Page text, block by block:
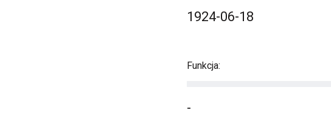
1924-06-18
Funkcja:
-